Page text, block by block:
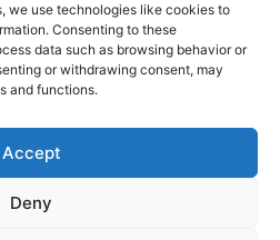
we use technologies like cookies to
Consenting to these
data such as browsing behavior or
or withdrawing consent, may
and functions.
Accept
Deny